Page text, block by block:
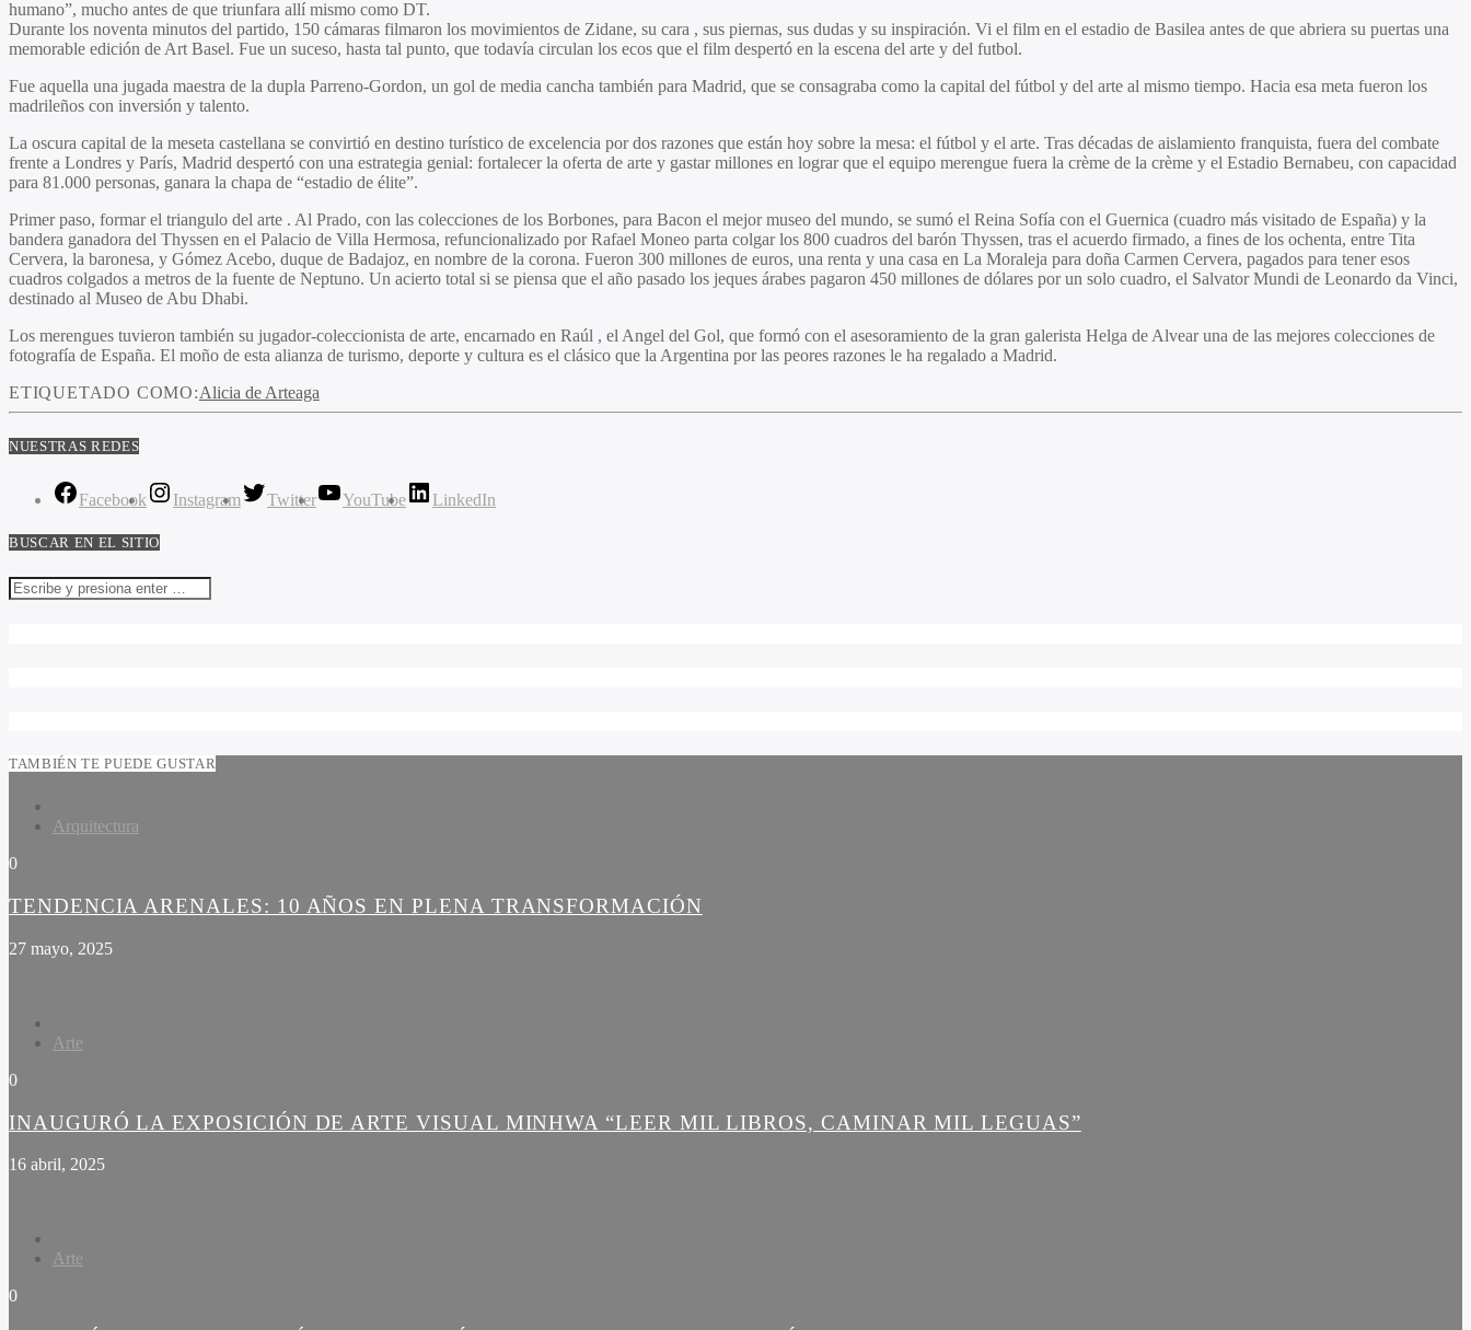
humano”, mucho antes de que triunfara allí mismo como DT.
Durante los noventa minutos del partido, 150 cámaras filmaron los movimientos de Zidane, su cara , sus piernas, sus dudas y su inspiración. Vi el film en el estadio de Basilea antes de que abriera su puertas una
memorable edición de Art Basel. Fue un suceso, hasta tal punto, que todavía circulan los ecos que el film despertó en la escena del arte y del futbol.
Fue aquella una jugada maestra de la dupla Parreno-Gordon, un gol de media cancha también para Madrid, que se consagraba como la capital del fútbol y del arte al mismo tiempo. Hacia esa meta fueron los
madrileños con inversión y talento.
La oscura capital de la meseta castellana se convirtió en destino turístico de excelencia por dos razones que están hoy sobre la mesa: el fútbol y el arte. Tras décadas de aislamiento franquista, fuera del combate
frente a Londres y París, Madrid despertó con una estrategia genial: fortalecer la oferta de arte y gastar millones en lograr que el equipo merengue fuera la crème de la crème y el Estadio Bernabeu, con capacidad
para 81.000 personas, ganara la chapa de “estadio de élite”.
Primer paso, formar el triangulo del arte . Al Prado, con las colecciones de los Borbones, para Bacon el mejor museo del mundo, se sumó el Reina Sofía con el Guernica (cuadro más visitado de España) y la
bandera ganadora del Thyssen en el Palacio de Villa Hermosa, refuncionalizado por Rafael Moneo parta colgar los 800 cuadros del barón Thyssen, tras el acuerdo firmado, a fines de los ochenta, entre Tita
Cervera, la baronesa, y Gómez Acebo, duque de Badajoz, en nombre de la corona. Fueron 300 millones de euros, una renta y una casa en La Moraleja para doña Carmen Cervera, pagados para tener esos
cuadros colgados a metros de la fuente de Neptuno. Un acierto total si se piensa que el año pasado los jeques árabes pagaron 450 millones de dólares por un solo cuadro, el Salvator Mundi de Leonardo da Vinci,
destinado al Museo de Abu Dhabi.
Los merengues tuvieron también su jugador-coleccionista de arte, encarnado en Raúl , el Angel del Gol, que formó con el asesoramiento de la gran galerista Helga de Alvear una de las mejores colecciones de
fotografía de España. El moño de esta alianza de turismo, deporte y cultura es el clásico que la Argentina por las peores razones le ha regalado a Madrid.
ETIQUETADO COMO:Alicia de Arteaga
NUESTRAS REDES
Facebook Instagram Twitter YouTube LinkedIn
BUSCAR EN EL SITIO
TAMBIÉN TE PUEDE GUSTAR
Arquitectura
0
TENDENCIA ARENALES: 10 AÑOS EN PLENA TRANSFORMACIÓN
27 mayo, 2025
Arte
0
INAUGURÓ LA EXPOSICIÓN DE ARTE VISUAL MINHWA “LEER MIL LIBROS, CAMINAR MIL LEGUAS”
16 abril, 2025
Arte
0